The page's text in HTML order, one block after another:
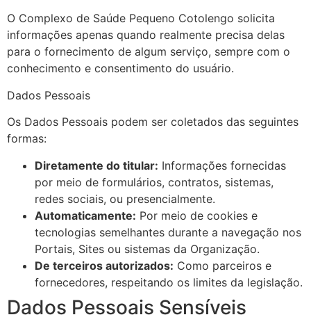
O Complexo de Saúde Pequeno Cotolengo solicita
informações apenas quando realmente precisa delas
para o fornecimento de algum serviço, sempre com o
conhecimento e consentimento do usuário.
Dados Pessoais
Os Dados Pessoais podem ser coletados das seguintes
formas:
Diretamente do titular: Informações fornecidas
por meio de formulários, contratos, sistemas,
redes sociais, ou presencialmente.
Automaticamente: Por meio de cookies e
tecnologias semelhantes durante a navegação nos
Portais, Sites ou sistemas da Organização.
De terceiros autorizados: Como parceiros e
fornecedores, respeitando os limites da legislação.
Dados Pessoais Sensíveis